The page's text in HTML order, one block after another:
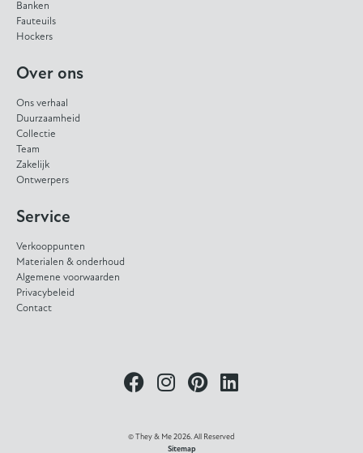
Banken
Fauteuils
Hockers
Over ons
Ons verhaal
Duurzaamheid
Collectie
Team
Zakelijk
Ontwerpers
Service
Verkooppunten
Materialen & onderhoud
Algemene voorwaarden
Privacybeleid
Contact
© They & Me 2026. All Reserved
Sitemap